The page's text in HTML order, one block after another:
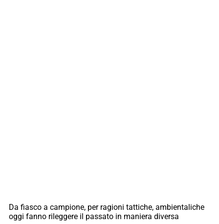
Da fiasco a campione, per ragioni tattiche, ambientaliche
oggi fanno rileggere il passato in maniera diversa